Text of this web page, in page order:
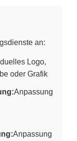
an:
Logo,
oder Grafik
Anpassung
Anpassung